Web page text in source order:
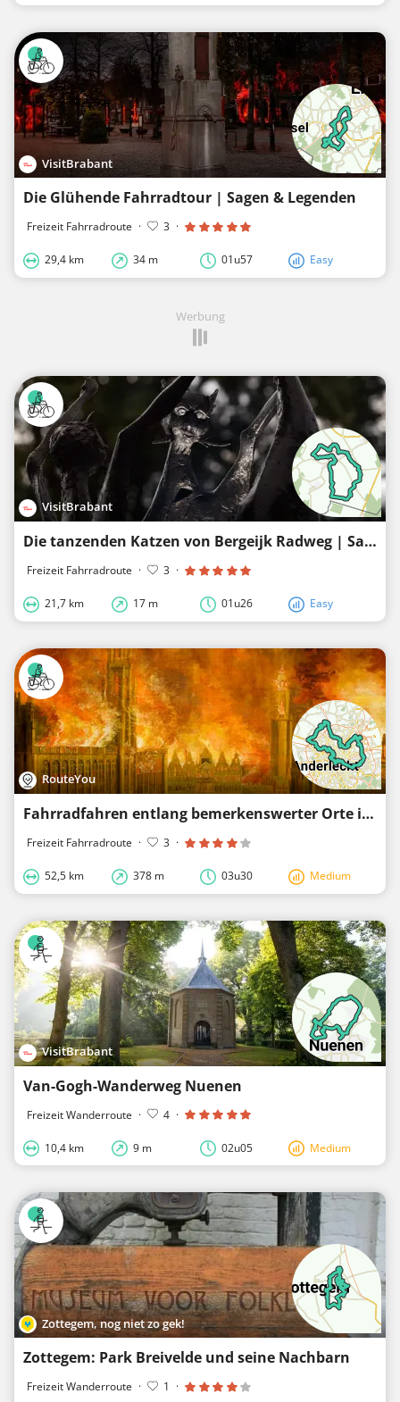
VisitBrabant
Die Glühende Fahrradtour | Sagen & Legenden
Freizeit Fahrradroute · 3 ·
29,4 km 34 m 01u57 Easy
Werbung
VisitBrabant
Die tanzenden Katzen von Bergeijk Radweg | Sagen & Legenden
Freizeit Fahrradroute · 3 ·
21,7 km 17 m 01u26 Easy
RouteYou
Fahrradfahren entlang bemerkenswerter Orte im nördlichen Teil von Brüssel
Freizeit Fahrradroute · 3 ·
52,5 km 378 m 03u30 Medium
VisitBrabant
Van-Gogh-Wanderweg Nuenen
Freizeit Wanderroute · 4 ·
10,4 km 9 m 02u05 Medium
Zottegem, nog niet zo gek!
Zottegem: Park Breivelde und seine Nachbarn
Freizeit Wanderroute · 1 ·